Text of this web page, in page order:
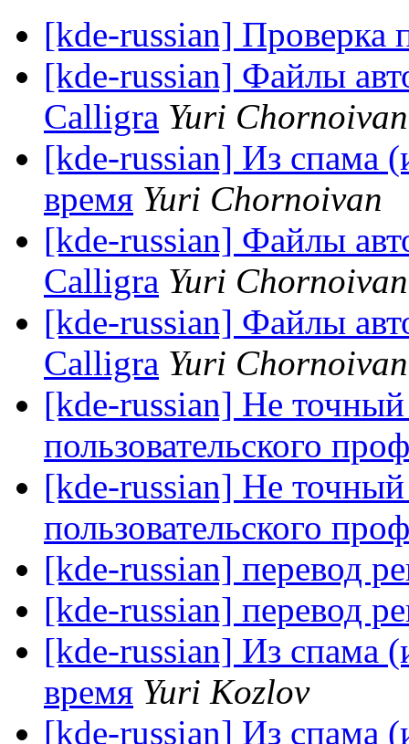
[kde-russian] Проверка
[kde-russian] Файлы
Calligra Yuri Chornoivan
[kde-russian] Из спама
время Yuri Chornoivan
[kde-russian] Файлы
Calligra Yuri Chornoivan
[kde-russian] Файлы
Calligra Yuri Chornoivan
[kde-russian] Не
пользовательского
[kde-russian] Не
пользовательского
[kde-russian] перевод
[kde-russian] перевод
[kde-russian] Из спама
время Yuri Kozlov
[kde-russian] Из спама